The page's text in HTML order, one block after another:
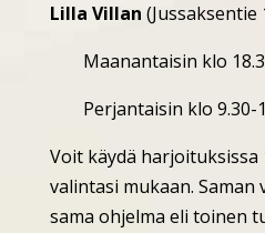
Lilla Villan (Jussaksentie
Maanantaisin klo
Perjantaisin klo 9.30-
Voit käydä harjoituksissa
valintasi mukaan.
sama ohjelma eli toinen